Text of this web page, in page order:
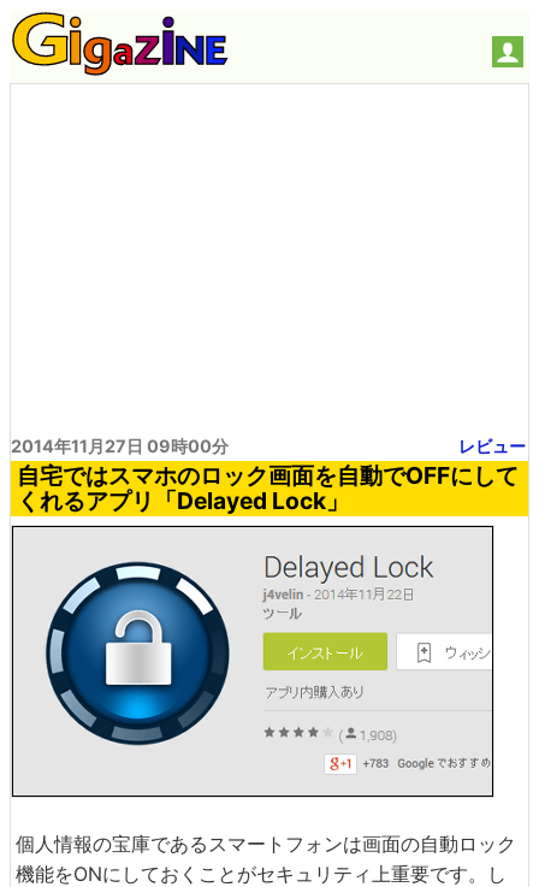
2014年11月27日 09時00分 レビュー
自宅ではスマホのロック画面を自動でOFFにして
くれるアプリ「Delayed Lock」
個人情報の宝庫であるスマートフォンは画面の自動ロック
機能をONにしておくことがセキュリティ上重要です。し